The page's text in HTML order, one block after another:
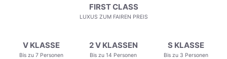
FIRST CLASS
LUXUS ZUM FAIREN PREIS
V KLASSE
Bis zu 7 Personen
2 V KLASSEN
Bis zu 14 Personen
S KLASSE
Bis zu 3 Personen